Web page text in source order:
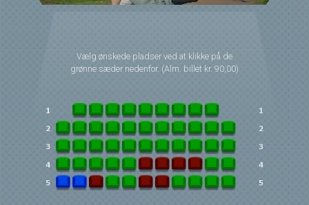
Vælg ønskede pladser ved at klikke på de
grønne sæder nedenfor. (Alm. billet kr. 90,00)